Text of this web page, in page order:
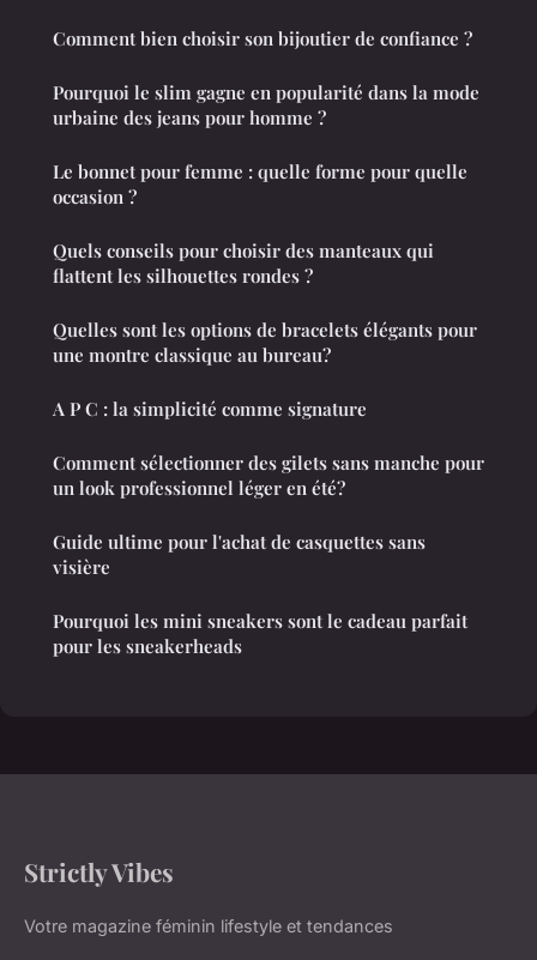
Comment bien choisir son bijoutier de confiance ?
Pourquoi le slim gagne en popularité dans la mode
urbaine des jeans pour homme ?
Le bonnet pour femme : quelle forme pour quelle
occasion ?
Quels conseils pour choisir des manteaux qui
flattent les silhouettes rondes ?
Quelles sont les options de bracelets élégants pour
une montre classique au bureau?
A P C : la simplicité comme signature
Comment sélectionner des gilets sans manche pour
un look professionnel léger en été?
Guide ultime pour l'achat de casquettes sans
visière
Pourquoi les mini sneakers sont le cadeau parfait
pour les sneakerheads
Strictly Vibes
Votre magazine féminin lifestyle et tendances